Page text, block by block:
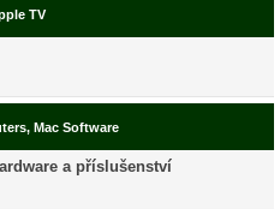
TV
Mac Software
a příslušenství